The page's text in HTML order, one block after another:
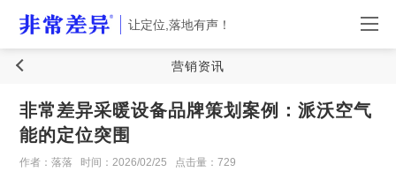
让定位,落地有声！
营销资讯
非常差异采暖设备品牌策划案例：派沃空气
能的定位突围
作者：落落 时间：2026/02/25 点击量：729